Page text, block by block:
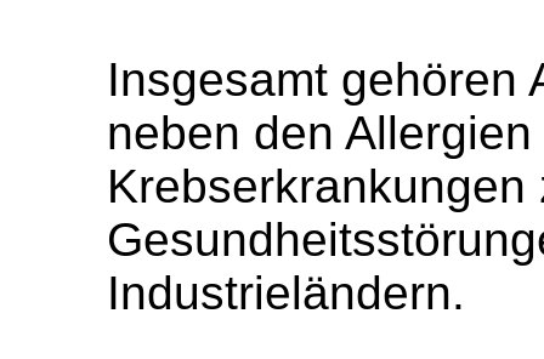
Insgesamt gehören
neben den
Industrieländern.